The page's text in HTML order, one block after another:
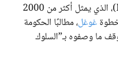
التحالف من أجل الأخبار والإعلام (NMA)، الذي يمثل أكثر من 2000
غوغل، مطالبًا الحكومة
ما وصفوه بـ”السلوك